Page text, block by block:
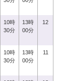
10時
30分
13時
00分
12
10時
30分
13時
00分
11